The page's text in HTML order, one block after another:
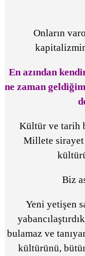
Onların
En azından
ne zaman
Kültür ve tarih
Millete
Biz
Yeni yetişen
bulamaz ve
kültürünü,